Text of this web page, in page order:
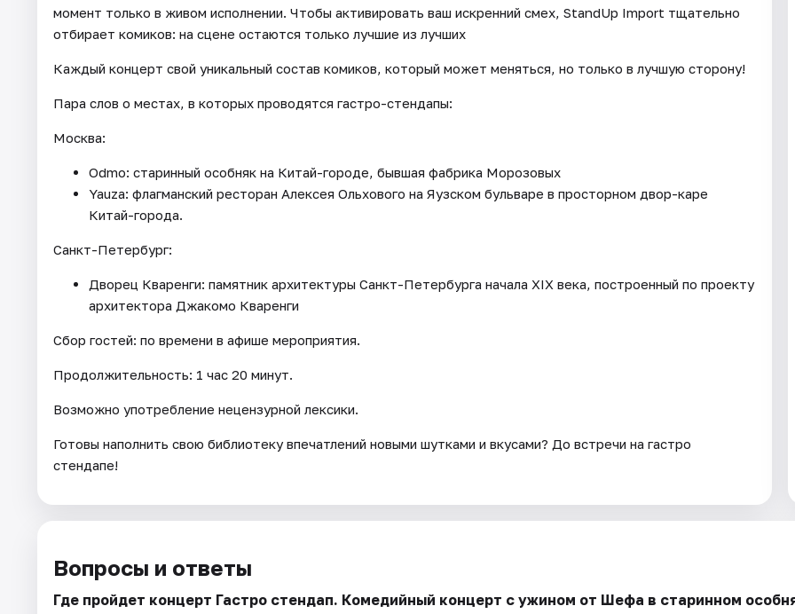
момент только в живом исполнении. Чтобы активировать ваш искренний смех, StandUp Import тщательно
отбирает комиков: на сцене остаются только лучшие из лучших
Каждый концерт свой уникальный состав комиков, который может меняться, но только в лучшую сторону!
Пара слов о местах, в которых проводятся гастро-стендапы:
Москва:
Odmo: старинный особняк на Китай-городе, бывшая фабрика Морозовых
Yauza: флагманский ресторан Алексея Ольхового на Яузском бульваре в просторном двор-каре
Китай-города.
Санкт-Петербург:
Дворец Кваренги: памятник архитектуры Санкт-Петербурга начала XIX века, построенный по проекту
архитектора Джакомо Кваренги
Сбор гостей: по времени в афише мероприятия.
Продолжительность: 1 час 20 минут.
Возможно употребление нецензурной лексики.
Готовы наполнить свою библиотеку впечатлений новыми шутками и вкусами? До встречи на гастро
стендапе!
Вопросы и ответы
Где пройдет концерт Гастро стендап. Комедийный концерт с ужином от Шефа в старинном